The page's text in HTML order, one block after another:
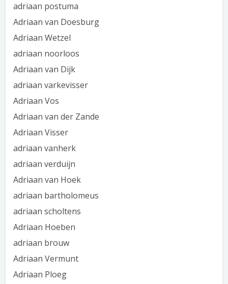
adriaan postuma
Adriaan van Doesburg
Adriaan Wetzel
adriaan noorloos
Adriaan van Dijk
adriaan varkevisser
Adriaan Vos
Adriaan van der Zande
Adriaan Visser
adriaan vanherk
adriaan verduijn
Adriaan van Hoek
adriaan bartholomeus
adriaan scholtens
Adriaan Hoeben
adriaan brouw
Adriaan Vermunt
Adriaan Ploeg